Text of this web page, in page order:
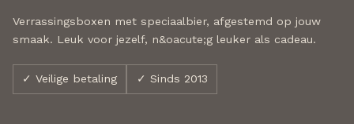
Verrassingsboxen met speciaalbier, afgestemd op jouw
smaak. Leuk voor jezelf, n&oacute;g leuker als cadeau.
✓ Veilige betaling ✓ Sinds 2013